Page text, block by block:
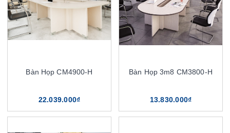
Bàn Họp CM4900-H
22.039.000₫
Bàn Họp 3m8 CM3800-H
13.830.000₫